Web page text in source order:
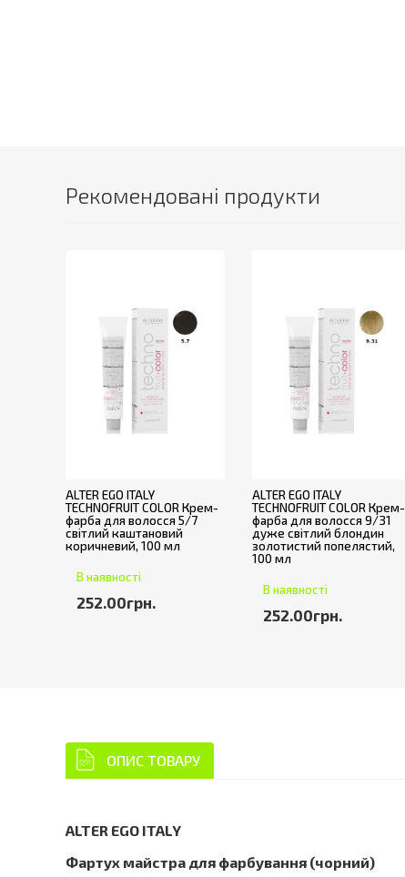
Рекомендовані продукти
ALTER EGO ITALY
TECHNOFRUIT COLOR Крем-
фарба для волосся 5/7
світлий каштановий
коричневий, 100 мл
В наявності
252.00грн.
ALTER EGO ITALY
TECHNOFRUIT COLOR Крем-
фарба для волосся 9/31
дуже світлий блондин
золотистий попелястий,
100 мл
В наявності
252.00грн.
ОПИС ТОВАРУ
ALTER EGO ITALY
Фартух майстра для фарбування (чорний)